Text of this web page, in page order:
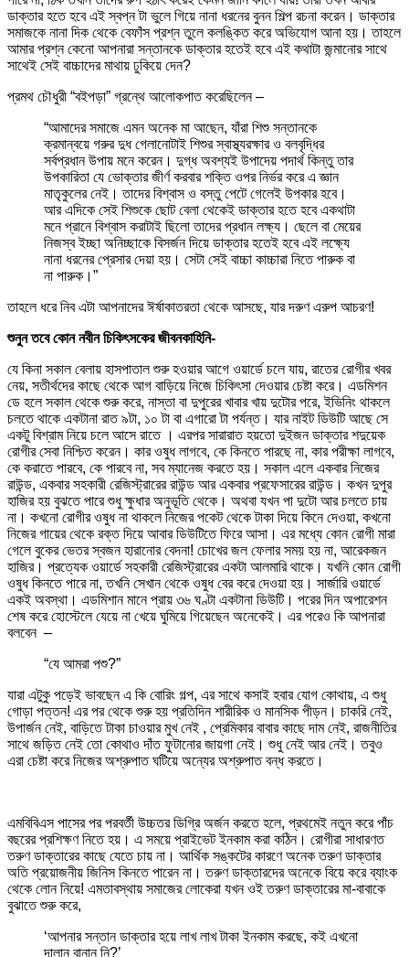
ডাক্তার হতে হবে এই স্বপ্ন টা ভুলে গিয়ে নানা ধরনের বুনন শিল্প রচনা করেন। ডাক্তার
সমাজকে নানা দিক থেকে বেফাঁস প্রশ্ন তুলে কলঙ্কিত করে অভিযোগ আনা হয়। তাহলে
আমার প্রশ্ন কেনো আপনারা সন্তানকে ডাক্তার হতেই হবে এই কথাটা জন্মানোর সাথে
সাথেই সেই বাচ্চাদের মাথায় ঢুকিয়ে দেন?
প্রমথ চৌধুরী “বইপড়া” গ্রন্থে আলোকপাত করেছিলেন –
“আমাদের সমাজে এমন অনেক মা আছেন, যাঁরা শিশু সন্তানকে
ক্রমান্বয়ে গরুর দুধ গেলানোটাই শিশুর স্বাস্থ্যরক্ষার ও বলবৃদ্ধির
সর্বপ্রধান উপায় মনে করেন। দুগ্ধ অবশ্যই উপাদেয় পদার্থ কিন্তু তার
উপকারিতা যে ভোক্তার জীর্ণ করবার শক্তি ওপর নির্ভর করে এ জ্ঞান
মাতৃকুলের নেই। তাদের বিশ্বাস ও বস্তু পেটে গেলেই উপকার হবে।
আর এদিকে সেই শিশুকে ছোট বেলা থেকেই ডাক্তার হতে হবে একথাটা
মনে প্রানে বিশ্বাস করাটাই ছিলো তাদের প্রধান লক্ষ্য। ছেলে বা মেয়ের
নিজস্ব ইচ্ছা অনিচ্ছাকে বিসর্জন দিয়ে ডাক্তার হতেই হবে এই লক্ষ্যে
নানা ধরনের প্রেসার দেয়া হয়। সেটা সেই বাচ্চা কাচ্চারা নিতে পারুক বা
না পারুক।”
তাহলে ধরে নিব এটা আপনাদের ঈর্ষাকাতরতা থেকে আসছে, যার দরুণ এরুপ আচরণ!
শুনুন তবে কোন নবীন চিকিৎসকের জীবনকাহিনি-
যে কিনা সকাল বেলায় হাসপাতাল শুরু হওয়ার আগে ওয়ার্ডে চলে যায়, রাতের রোগীর খবর
নেয়, সতীর্থদের কাছে থেকে আগ বাড়িয়ে নিজে চিকিৎসা দেওয়ার চেষ্টা করে। এডমিশন
ডে হলে সকাল থেকে শুরু করে, নাস্তা বা দুপুরের খাবার খায় দুটোর পরে, ইভিনিং থাকলে
চলতে থাকে একটানা রাত ৯টা, ১০ টা বা এগারো টা পর্যন্ত। যার নাইট ডিউটি আছে সে
একটু বিশ্রাম নিয়ে চলে আসে রাতে । এরপর সারারাত হয়তো দুইজন ডাক্তার শদুয়েক
রোগীর সেবা নিশ্চিত করেন। কার ওষুধ লাগবে, কে কিনতে পারছে না, কার পরীক্ষা লাগবে,
কে করাতে পারবে, কে পারবে না, সব ম্যানেজ করতে হয়। সকাল এলে একবার নিজের
রাউন্ড, একবার সহকারী রেজিস্ট্রারের রাউন্ড আর একবার প্রফেসারের রাউন্ড। কখন দুপুর
হাজির হয় বুঝতে পারে শুধু ক্ষুধার অনুভূতি থেকে। অথবা যখন পা দুটো আর চলতে চায়
না। কখনো রোগীর ওষুধ না থাকলে নিজের পকেট থেকে টাকা দিয়ে কিনে দেওয়া, কখনো
নিজের গায়ের থেকে রক্ত দিয়ে আবার ডিউটিতে ফিরে আসা। এর মধ্যে কোন রোগী মারা
গেলে বুকের ভেতর স্বজন হারানোর বেদনা! চোখের জল ফেলার সময় হয় না, আরেকজন
হাজির। প্রত্যেক ওয়ার্ডে সহকারী রেজিস্ট্রারের একটা আলমারি থাকে। যখনি কোন রোগী
ওষুধ কিনতে পারে না, তখনি সেখান থেকে ওষুধ বের করে দেওয়া হয়। সার্জারি ওয়ার্ডে
একই অবস্থা। এডমিশান মানে প্রায় ৩৬ ঘণ্টা একটানা ডিউটি। পরের দিন অপারেশন
শেষ করে হোস্টেলে যেয়ে না খেয়ে ঘুমিয়ে গিয়েছেন অনেকেই। এর পরেও কি আপনারা
বলবেন –
“যে আমরা পশু?”
যারা এটুকু পড়েই ভাবছেন এ কি বোরিং গল্প, এর সাথে কসাই হবার যোগ কোথায়, এ শুধু
গোড়া পত্তন! এর পর থেকে শুরু হয় প্রতিদিন শারীরিক ও মানসিক পীড়ন। চাকরি নেই,
উপার্জন নেই, বাড়িতে টাকা চাওয়ার মুখ নেই , প্রেমিকার বাবার কাছে দাম নেই, রাজনীতির
সাথে জড়িত নেই তো কোথাও দাঁত ফুটানোর জায়গা নেই। শুধু নেই আর নেই। তবুও
এরা চেষ্টা করে নিজের অশ্রুপাত ঘটিয়ে অন্যের অশ্রুপাত বন্ধ করতে।
এমবিবিএস পাসের পর পরবর্তী উচ্চতর ডিগ্রি অর্জন করতে হলে, প্রথমেই নতুন করে পাঁচ
বছরের প্রশিক্ষণ নিতে হয়। এ সময়ে প্রাইভেট ইনকাম করা কঠিন। রোগীরা সাধারণত
তরুণ ডাক্তারের কাছে যেতে চায় না। আর্থিক সঙ্কটের কারণে অনেক তরুণ ডাক্তার
অতি প্রয়োজনীয় জিনিস কিনতে পারেন না। তরুণ ডাক্তারদের অনেকে বিয়ে করে ব্যাংক
থেকে লোন নিয়ে! এমতাবস্থায় সমাজের লোকেরা যখন ওই তরুণ ডাক্তারের মা-বাবাকে
বুঝাতে শুরু করে,
‘আপনার সন্তান ডাক্তার হয়ে লাখ লাখ টাকা ইনকাম করছে, কই এখনো
দালান বানান নি?’